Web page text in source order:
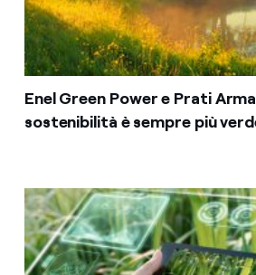
Enel Green Power e Prati
sostenibilità è sempre più